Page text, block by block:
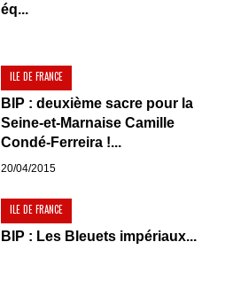
éq...
ILE DE FRANCE
BIP : deuxième sacre pour la
Seine-et-Marnaise Camille
Condé-Ferreira !...
20/04/2015
ILE DE FRANCE
BIP : Les Bleuets impériaux...